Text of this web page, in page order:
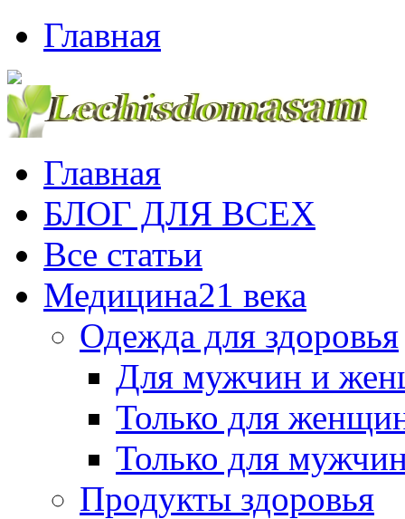
Главная
Главная
БЛОГ ДЛЯ ВСЕХ
Все статьи
Медицина21 века
Одежда для здоровья
Для мужчин и
Только для
Только для
Продукты здоровья